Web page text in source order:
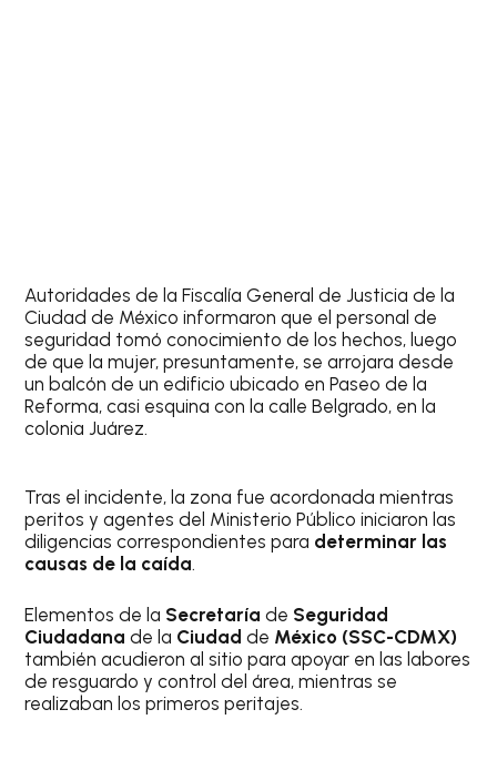
Autoridades de la Fiscalía General de Justicia de la
Ciudad de México informaron que el personal de
seguridad tomó conocimiento de los hechos, luego
de que la mujer, presuntamente, se arrojara desde
un balcón de un edificio ubicado en Paseo de la
Reforma, casi esquina con la calle Belgrado, en la
colonia Juárez.
Tras el incidente, la zona fue acordonada mientras
peritos y agentes del Ministerio Público iniciaron las
diligencias correspondientes para determinar las
causas de la caída.
Elementos de la Secretaríade Seguridad
Ciudadanade la Ciudadde México (SSC-CDMX)
también acudieron al sitio para apoyar en las labores
de resguardo y control del área, mientras se
realizaban los primeros peritajes.